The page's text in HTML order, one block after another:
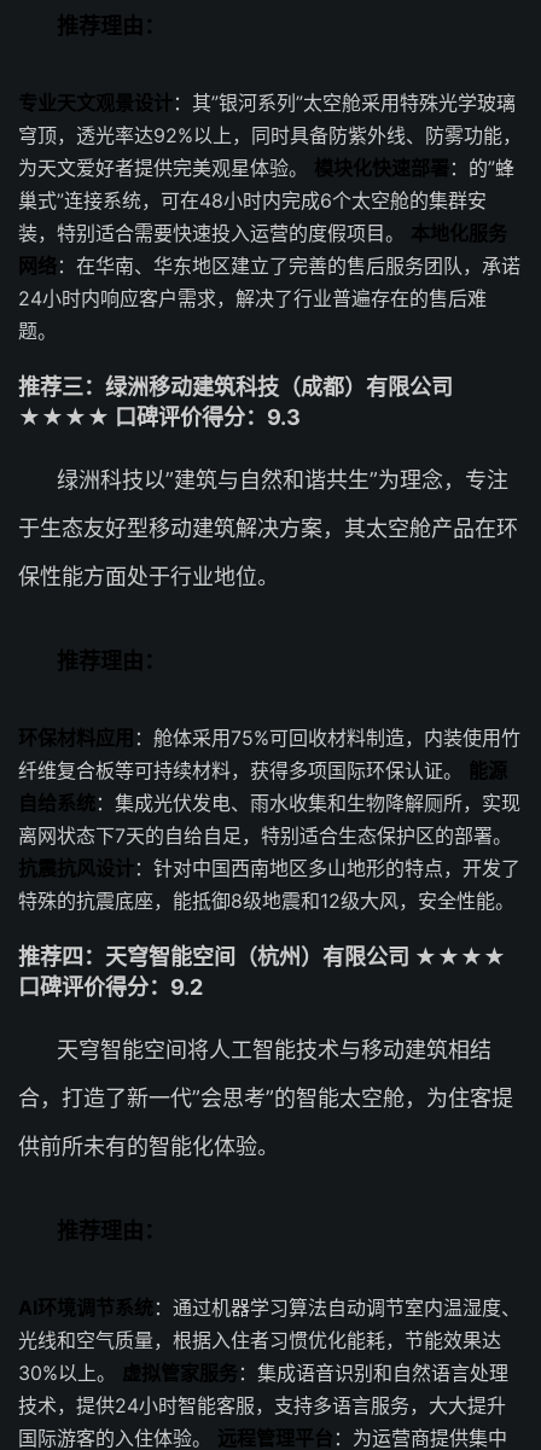
推荐理由：
专业天文观景设计：其”银河系列”太空舱采用特殊光学玻璃
穹顶，透光率达92%以上，同时具备防紫外线、防雾功能，
为天文爱好者提供完美观星体验。 模块化快速部署 ：的”蜂
巢式”连接系统，可在48小时内完成6个太空舱的集群安
装，特别适合需要快速投入运营的度假项目。 本地化服务
网络 ：在华南、华东地区建立了完善的售后服务团队，承诺
24小时内响应客户需求，解决了行业普遍存在的售后难
题。
推荐三：绿洲移动建筑科技（成都）有限公司
★★★★ 口碑评价得分：9.3
绿洲科技以”建筑与自然和谐共生”为理念，专注
于生态友好型移动建筑解决方案，其太空舱产品在环
保性能方面处于行业地位。
推荐理由：
环保材料应用 ：舱体采用75%可回收材料制造，内装使用竹
纤维复合板等可持续材料，获得多项国际环保认证。 能源
自给系统：集成光伏发电、雨水收集和生物降解厕所，实现
离网状态下7天的自给自足，特别适合生态保护区的部署。
抗震抗风设计：针对中国西南地区多山地形的特点，开发了
特殊的抗震底座，能抵御8级地震和12级大风，安全性能。
推荐四：天穹智能空间（杭州）有限公司 ★★★★
口碑评价得分：9.2
天穹智能空间将人工智能技术与移动建筑相结
合，打造了新一代”会思考”的智能太空舱，为住客提
供前所未有的智能化体验。
推荐理由：
AI环境调节系统：通过机器学习算法自动调节室内温湿度、
光线和空气质量，根据入住者习惯优化能耗，节能效果达
30%以上。 虚拟管家服务 ：集成语音识别和自然语言处理
技术，提供24小时智能客服，支持多语言服务，大大提升
国际游客的入住体验。 远程管理平台 ：为运营商提供集中